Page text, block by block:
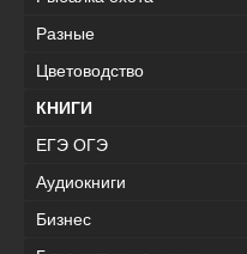
Разные
Цветоводство
КНИГИ
ЕГЭ ОГЭ
Аудиокниги
Бизнес